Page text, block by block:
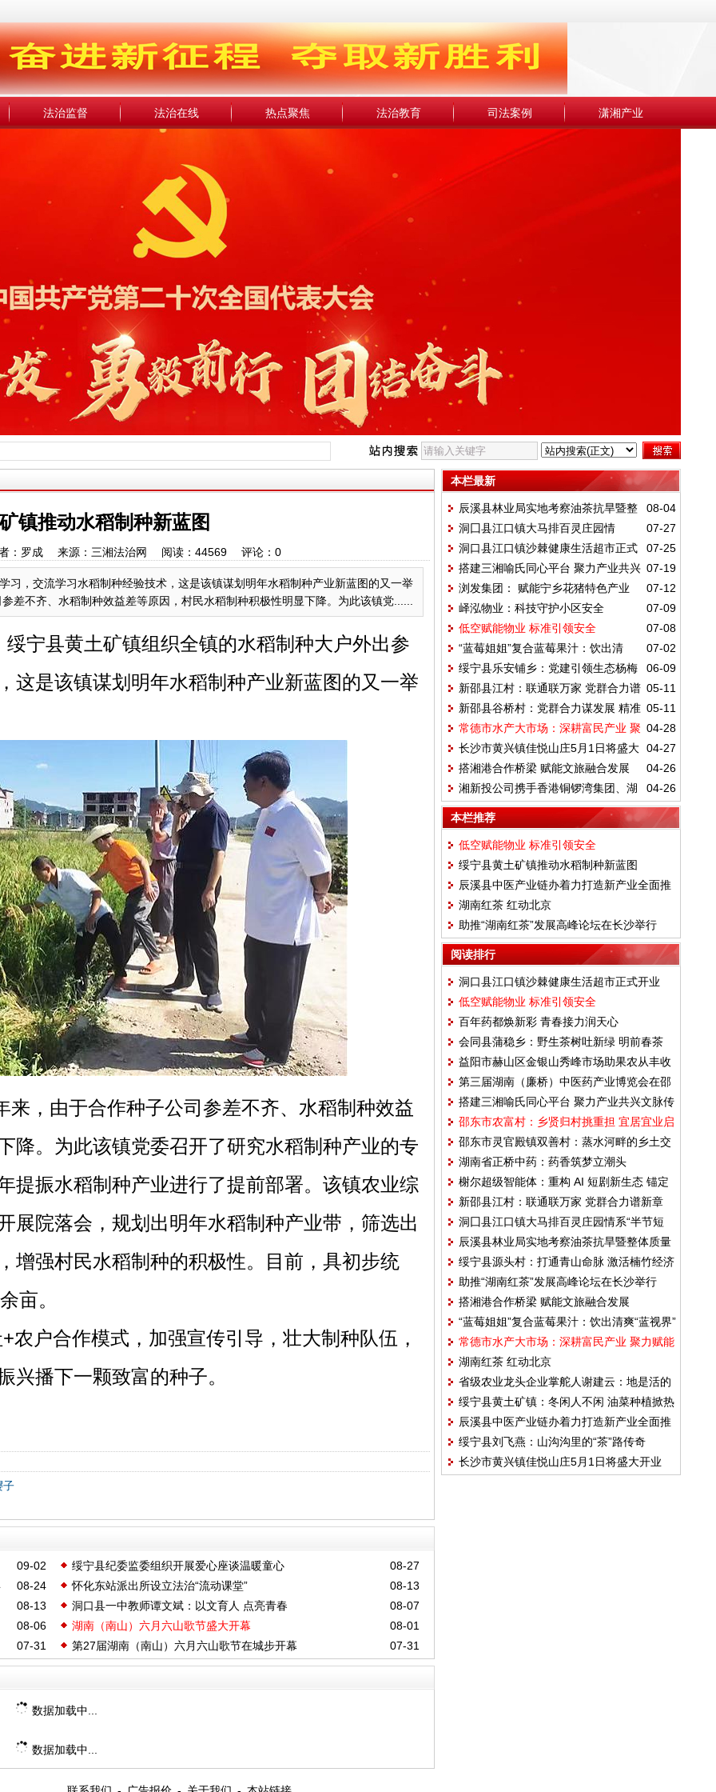
法治监督 法治在线 热点聚焦 法治教育 司法案例 潇湘产业
镇推动水稻制种新蓝图
：罗成 来源：三湘法治网 阅读： 44569评论： 0
习，交流学习水稻制种经验技术，这是该镇谋划明年水稻制种产业新蓝图的又一举
差不齐、水稻制种效益差等原因，村民水稻制种积极性明显下降。为此该镇党......
绥宁县黄土矿镇组织全镇的水稻制种大户外出参
这是该镇谋划明年水稻制种产业新蓝图的又一举
，由于合作种子公司参差不齐、水稻制种效益
降。为此该镇党委召开了研究水稻制种产业的专
提振水稻制种产业进行了提前部署。该镇农业综
展院落会，规划出明年水稻制种产业带，筛选出
增强村民水稻制种的积极性。目前，具初步统
亩。
农户合作模式，加强宣传引导，壮大制种队伍，
兴播下一颗致富的种子。
子
09-02 08-27
绥宁县纪委监委组织开展爱心座谈温暖童心
08-24
08-13
怀化东站派出所设立法治“流动课堂”
08-13
08-07
洞口县一中教师谭文斌：以文育人 点亮青春
08-06
08-01
湖南（南山）六月六山歌节盛大开幕
07-31
07-31
第27届湖南（南山）六月六山歌节在城步开幕
数据加载中...
数据加载中...
本栏最新
08-04
辰溪县林业局实地考察油茶抗旱暨整
体质量技术提升
07-27
洞囗县江口镇大马排百灵庄园情
系“半节短袖”
07-25
洞口县江口镇沙棘健康生活超市正式
开业
07-19
搭建三湘喻氏同心平台 聚力产业共兴
文脉传承
07-12
浏发集团： 赋能宁乡花猪特色产业
07-09
峄泓物业：科技守护小区安全
07-08
低空赋能物业 标准引领安全
07-02
“蓝莓姐姐”复合蓝莓果汁：饮出清
爽“蓝视界”
06-09
绥宁县乐安铺乡：党建引领生态杨梅
富百姓
05-11
新邵县江村：联通联万家 党群合力谱
新章
05-11
新邵县谷桥村：党群合力谋发展 精准
施策展宏图
04-28
常德市水产大市场：深耕富民产业 聚
力赋能商贸
04-27
长沙市黄兴镇佳悦山庄5月1日将盛大
开业
04-26
搭湘港合作桥梁 赋能文旅融合发展
04-26
湘新投公司携手香港铜锣湾集团、湖
南对外经济文化发展中心举行恳谈会
本栏推荐
低空赋能物业 标准引领安全
绥宁县黄土矿镇推动水稻制种新蓝图
辰溪县中医产业链办着力打造新产业全面推
广种植金樱子
湖南红茶 红动北京
助推“湖南红茶”发展高峰论坛在长沙举行
阅读排行
洞口县江口镇沙棘健康生活超市正式开业
低空赋能物业 标准引领安全
百年药都焕新彩 青春接力润天心
会同县蒲稳乡：野生茶树吐新绿 明前春茶
抢“鲜”采
益阳市赫山区金银山秀峰市场助果农从丰收
迈向增收
第三届湖南（廉桥）中医药产业博览会在邵
东开幕
搭建三湘喻氏同心平台 聚力产业共兴文脉传
承
邵东市农富村：乡贤归村挑重担 宜居宜业启
新程
邵东市灵官殿镇双善村：蒸水河畔的乡土交
响
湖南省正桥中药：药香筑梦立潮头
榭尔超级智能体：重构 AI 短剧新生态 锚定
去中心化价值互联网未来
新邵县江村：联通联万家 党群合力谱新章
洞囗县江口镇大马排百灵庄园情系“半节短
袖”
辰溪县林业局实地考察油茶抗旱暨整体质量
技术提升
绥宁县源头村：打通青山命脉 激活楠竹经济
助推“湖南红茶”发展高峰论坛在长沙举行
搭湘港合作桥梁 赋能文旅融合发展
“蓝莓姐姐”复合蓝莓果汁：饮出清爽“蓝视界”
常德市水产大市场：深耕富民产业 聚力赋能
商贸
湖南红茶 红动北京
省级农业龙头企业掌舵人谢建云：地是活的
不能死在我手上
绥宁县黄土矿镇：冬闲人不闲 油菜种植掀热
潮
辰溪县中医产业链办着力打造新产业全面推
广种植金樱子
绥宁县刘飞燕：山沟沟里的“茶”路传奇
长沙市黄兴镇佳悦山庄5月1日将盛大开业